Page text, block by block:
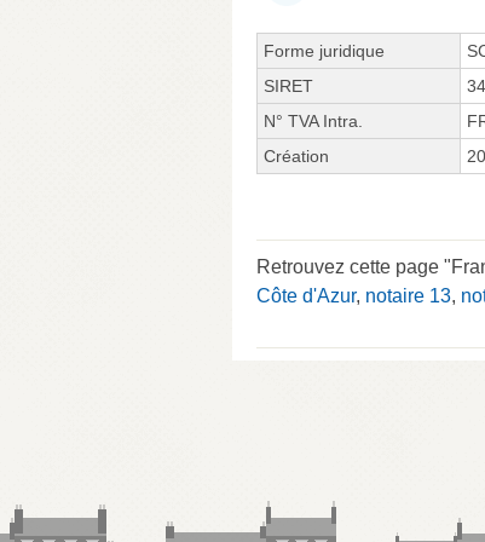
Forme juridique
SIRET
N° TVA Intra.
Création
Retrouvez cette page
Côte d'Azur, notaire 13,